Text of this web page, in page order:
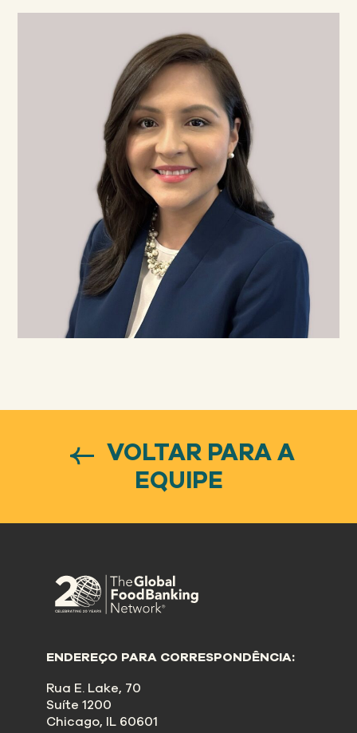
VOLTAR PARA A
EQUIPE
ENDEREÇO PARA CORRESPONDÊNCIA:
Rua E. Lake, 70
Suíte 1200
Chicago, IL 60601